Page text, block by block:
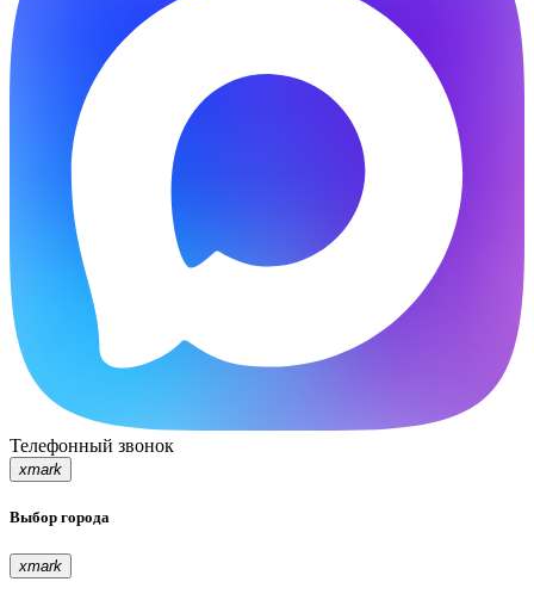
Телефонный звонок
xmark
Выбор города
xmark